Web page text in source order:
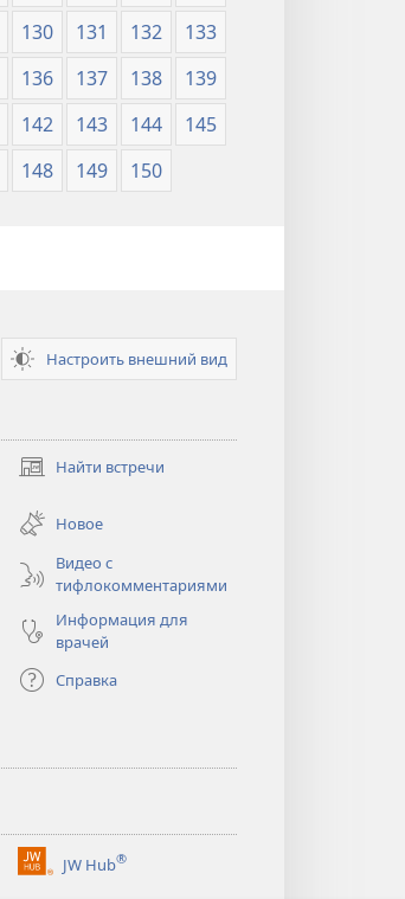
130 131 132
133
136 137 138
139
142 143 144
145
148 149 150
Настроить внешний вид
Найти встречи
(открывается
новомНовое
Видео с
тифлокомментариями
Информация для
врачей
Справка
JW Hub®
(открывается